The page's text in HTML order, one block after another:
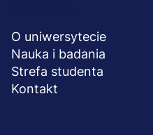
O uniwersytecie
Nauka i badania
Strefa studenta
Kontakt